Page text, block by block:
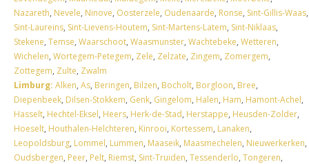
Nazareth, Nevele, Ninove, Oosterzele, Oudenaarde, Ronse, Sint-Gillis-Waas,
Sint-Laureins, Sint-Lievens-Houtem, Sint-Martens-Latem, Sint-Niklaas,
Stekene, Temse, Waarschoot, Waasmunster, Wachtebeke, Wetteren,
Wichelen, Wortegem-Petegem, Zele, Zelzate, Zingem, Zomergem,
Zottegem, Zulte, Zwalm
Limburg: Alken, As, Beringen, Bilzen, Bocholt, Borgloon, Bree,
Diepenbeek, Dilsen-Stokkem, Genk, Gingelom, Halen, Ham, Hamont-Achel,
Hasselt, Hechtel-Eksel, Heers, Herk-de-Stad, Herstappe, Heusden-Zolder,
Hoeselt, Houthalen-Helchteren, Kinrooi, Kortessem, Lanaken,
Leopoldsburg, Lommel, Lummen, Maaseik, Maasmechelen, Nieuwerkerken,
Oudsbergen, Peer, Pelt, Riemst, Sint-Truiden, Tessenderlo, Tongeren,